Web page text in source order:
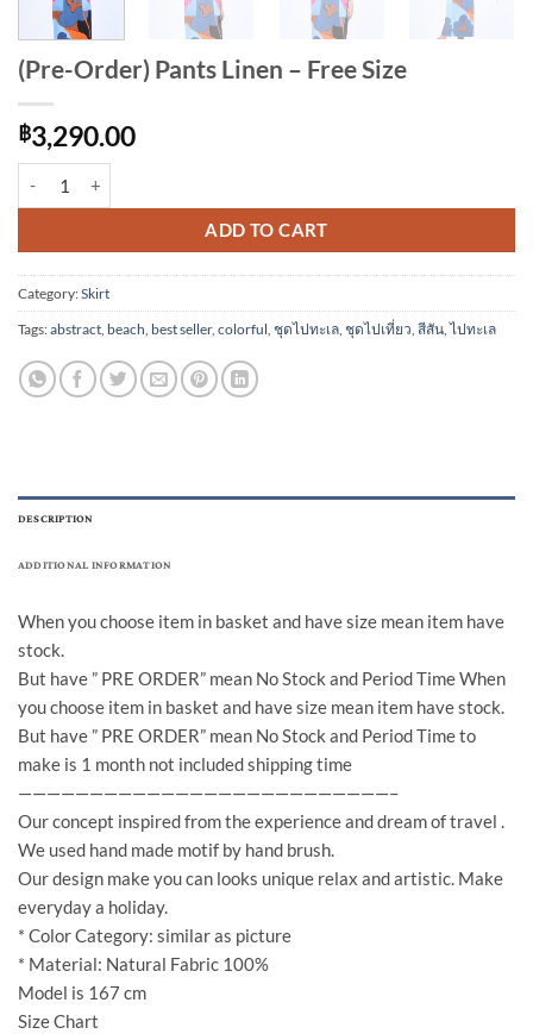
(Pre-Order) Pants Linen – Free Size
฿3,290.00
ADD TO CART
Category:Skirt
Tags:abstract, beach, best seller, colorful, ชุดไปทะเล, ชุดไปเที่ยว, สีสัน,ไปทะเล
DESCRIPTION
ADDITIONAL INFORMATION
When you choose item in basket and have size mean item have
stock.
But have ” PRE ORDER” mean No Stock and Period Time When
you choose item in basket and have size mean item have stock.
But have ” PRE ORDER” mean No Stock and Period Time to
make is 1 month not included shipping time
——————————————————————————–
Our concept inspired from the experience and dream of travel .
We used hand made motif by hand brush.
Our design make you can looks unique relax and artistic. Make
everyday a holiday.
* Color Category: similar as picture
* Material: Natural Fabric 100%
Model is 167 cm
Size Chart